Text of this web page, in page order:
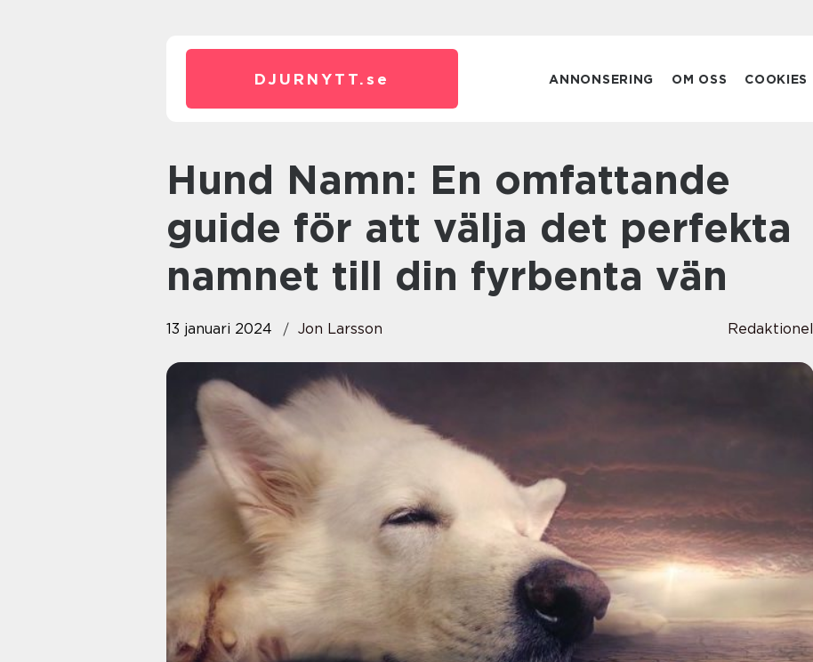
DJURNYTT. se ANNONSERING OM OSS COOKIES
Hund Namn: En omfattande
guide för att välja det perfekta
namnet till din fyrbenta vän
13 januari 2024 Jon Larsson Redaktionel